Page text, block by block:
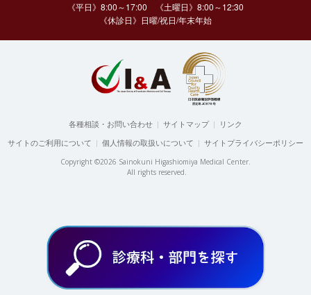
《平日》8:00～17:00 《土曜日》8:00～12:30
《休診日》日曜/祝日/年末年始
各種相談・お問い合わせ | サイトマップ| リンク
サイトのご利用について | 個人情報の取扱いについて | サイトプライバシーポリシー
Copyright ©2026 Sainokuni Higashiomiya Medical Center.
All rights reserved.